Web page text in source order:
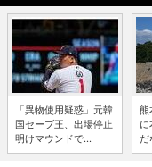
「異物使用疑惑」元韓
国セーブ王、出場停止
明けマウンドで...
熊
に